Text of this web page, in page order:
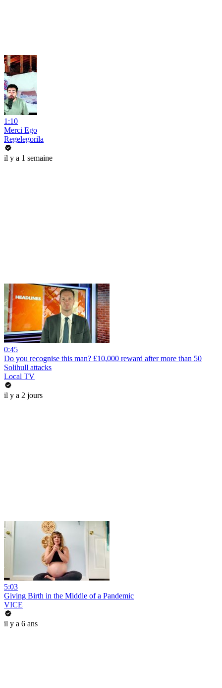
1:10
Merci Ego
Regelegorila
il y a 1 semaine
0:45
Do you recognise this man? £10,000 reward after more than 50
Solihull attacks
Local TV
il y a 2 jours
5:03
Giving Birth in the Middle of a Pandemic
VICE
il y a 6 ans